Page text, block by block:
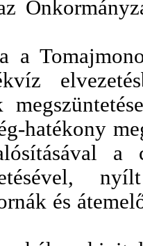
hatékony
a
és